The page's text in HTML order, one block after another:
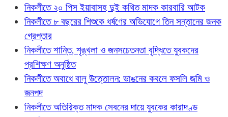
নিকলীতে ২০ পিস ইয়াবাসহ দুই কথিত মাদক কারবারি আটক
নিকলীতে ৮ বছরের শিশুকে ধর্ষণের অভিযোগে তিন সন্তানের জনক
গ্রেপ্তার
নিকলীতে শান্তি, শৃঙ্খলা ও জনসচেতনতা বৃদ্ধিতে যুবকদের
প্রশিক্ষণ অনুষ্ঠিত
নিকলীতে অবাধে বালু উত্তোলন: ভাঙনের কবলে ফসলি জমি ও
জনপদ
নিকলীতে অতিরিক্ত মাদক সেবনের দায়ে যুবকের কারাদণ্ড